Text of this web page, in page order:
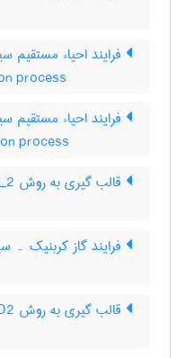
فرایند احیاء مستقیم
process
فرایند احیاء مستقیم
process
قالب گیری به روش CO_2
فرایند گاز کربنیک ۔
قالب گیری به روش CO2